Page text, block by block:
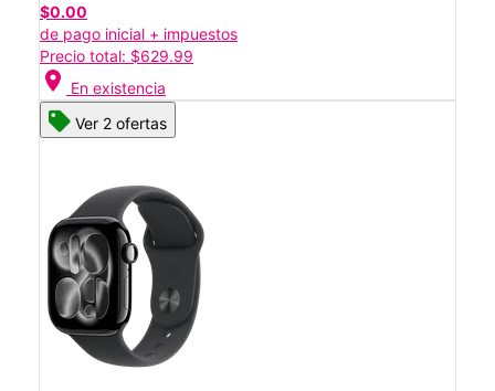
$0.00
de pago inicial + impuestos
Precio total: $629.99
location_on En existencia
Ver 2 ofertas